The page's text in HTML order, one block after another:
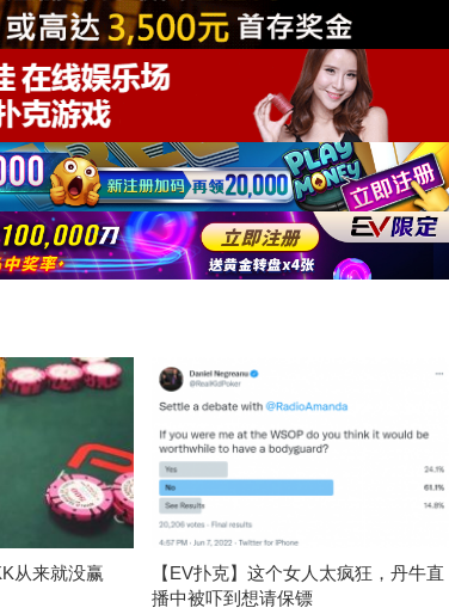
从来就没赢
【EV扑克】这个女人太疯狂，丹牛直
播中被吓到想请保镖